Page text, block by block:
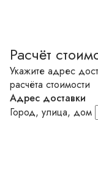
Расчёт
Укажите адрес
расчёта стоимости
Адрес доставки
Город, улица, дом